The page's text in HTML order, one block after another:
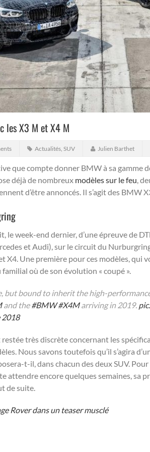
les X3 M et X4 M
Actualités, SUV Julien Barthet
que compte donner BMW à sa gamme
déjà de nombreux modèles sur le feu,
d’être annoncés. Il s’agit des BMW
week-end dernier, d’une épreuve de
et Audi), sur le circuit du
X4. Une première pour ces modèles, qui
où de son évolution « coupé ».
but bound to inherit the high-
and the#BMW #X4Marriving in 2019.
2018
très discrète concernant les
Nous savons toutefois qu’il s’agira
t-il, dans chacun des deux SUV.
attendre encore quelques semaines, sa
de suite.
Rover dans un teaser musclé